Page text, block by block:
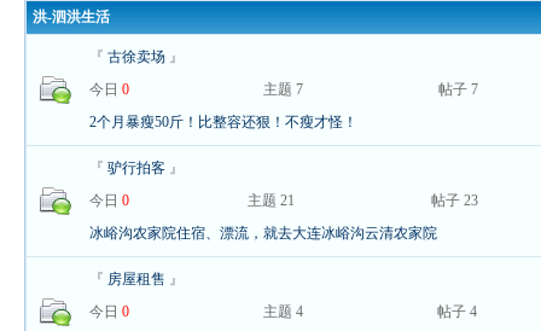
洪-泗洪生活
『 古徐卖场 』
今日 0 主题 7
帖子 7
2个月暴瘦50斤！比整容还狠！不瘦才怪！
『 驴行拍客 』
今日 0 主题 21
帖子 23
冰峪沟农家院住宿、漂流，就去大连冰峪沟云清农家院
『 房屋租售 』
今日 0 主题 4
帖子 4